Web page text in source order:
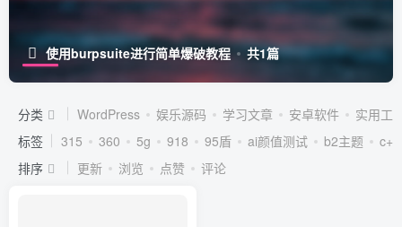
使用burpsuite进行简单爆破教程 共1篇
分类 WordPress 娱乐源码 学习文章 安卓软件
实用工
标签
315 360 5g 918 95盾 ai颜值测试 b2主题
c++
排序
更新 浏览 点赞 评论